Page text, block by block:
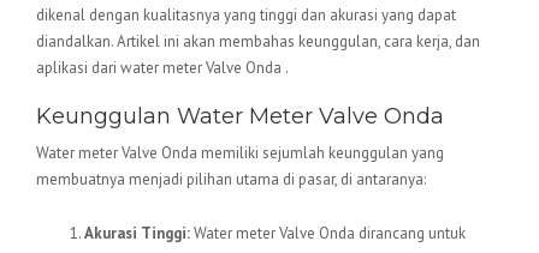
dikenal dengan kualitasnya yang tinggi dan akurasi yang dapat
diandalkan. Artikel ini akan membahas keunggulan, cara kerja, dan
aplikasi dari water meter Valve Onda .
Keunggulan Water Meter Valve Onda
Water meter Valve Onda memiliki sejumlah keunggulan yang
membuatnya menjadi pilihan utama di pasar, di antaranya:
Akurasi Tinggi:Water meter Valve Onda dirancang untuk